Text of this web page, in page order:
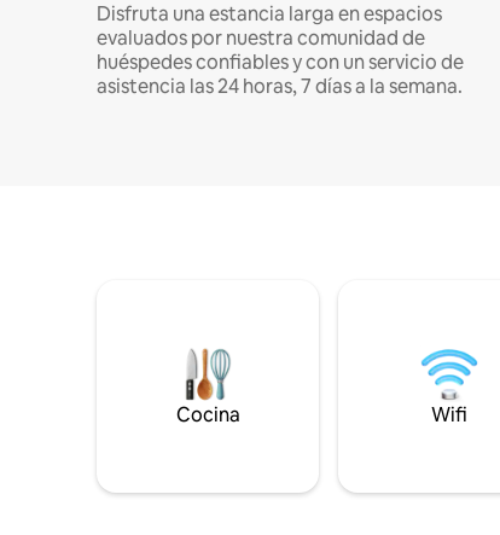
Disfruta una estancia larga en espacios
evaluados por nuestra comunidad de
huéspedes confiables y con un servicio de
asistencia las 24 horas, 7 días a la semana.
Cocina Wifi